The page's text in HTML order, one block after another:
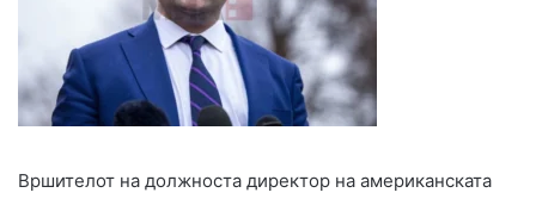
Вршителот на должноста директор на американската